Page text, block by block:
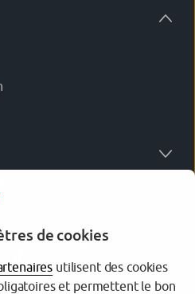
de cookies
utilisent des cookies
et permettent le bon